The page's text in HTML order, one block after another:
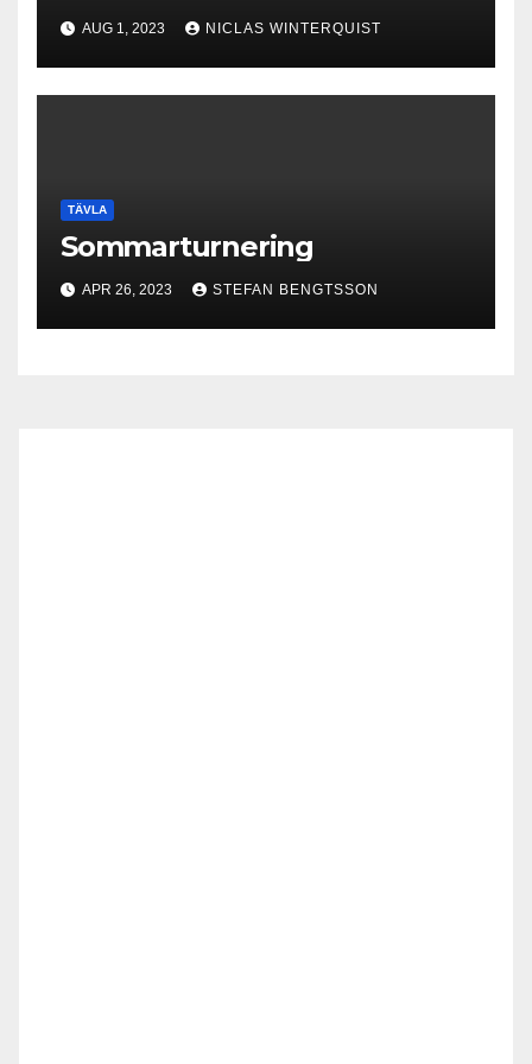
AUG 1, 2023 NICLAS WINTERQUIST
TÄVLA
Sommarturnering
APR 26, 2023 STEFAN BENGTSSON